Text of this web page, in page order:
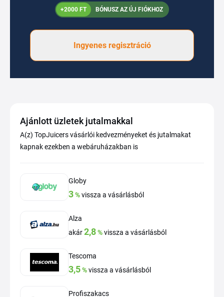
+2000 FT BÓNUSZ AZ ÚJ FIÓKHOZ
Ingyenes regisztráció
Ajánlott üzletek jutalmakkal
A(z) TopJuicers vásárlói kedvezményeket és jutalmakat
kapnak ezekben a webáruházakban is
Globy
3%vissza a vásárlásból
Alza
akár2,8%vissza a vásárlásból
Tescoma
3,5%vissza a vásárlásból
Profiszakacs